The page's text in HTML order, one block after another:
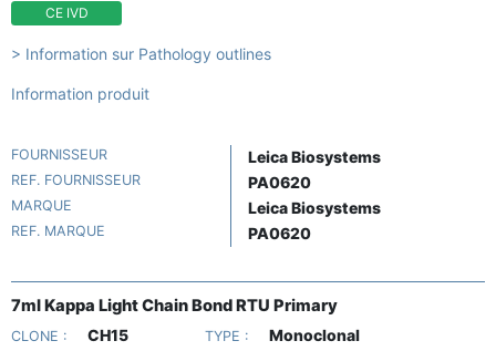
CE IVD
> Information sur Pathology outlines
Information produit
FOURNISSEUR Leica Biosystems
REF. FOURNISSEUR PA0620
MARQUE Leica Biosystems
REF. MARQUE PA0620
7ml Kappa Light Chain Bond RTU Primary
CLONE : CH15 TYPE : Monoclonal